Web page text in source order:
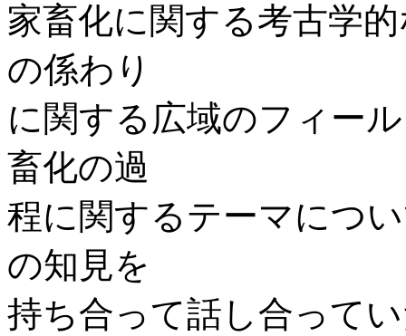
家畜化に関する考古学
の係わり
に関する広域のフィー
畜化の過
程に関するテーマにつ
の知見を
持ち合って話し合って